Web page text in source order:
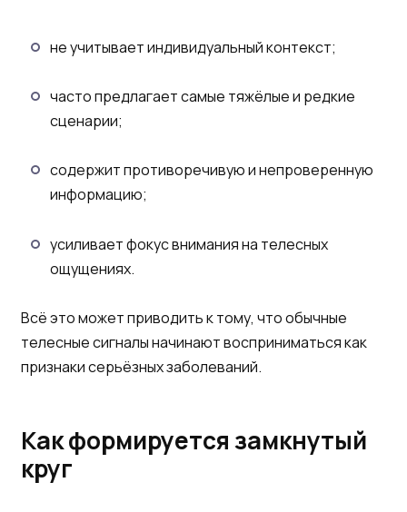
не учитывает индивидуальный контекст;
часто предлагает самые тяжёлые и редкие
сценарии;
содержит противоречивую и непроверенную
информацию;
усиливает фокус внимания на телесных
ощущениях.
Всё это может приводить к тому, что обычные
телесные сигналы начинают восприниматься как
признаки серьёзных заболеваний.
Как формируется замкнутый
круг